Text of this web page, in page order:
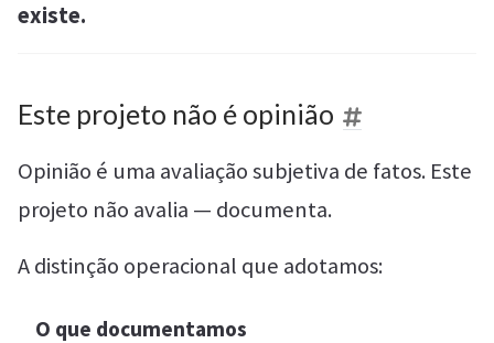
existe.
Este projeto não é opinião
Opinião é uma avaliação subjetiva de fatos. Este
projeto não avalia — documenta.
A distinção operacional que adotamos:
O que documentamos